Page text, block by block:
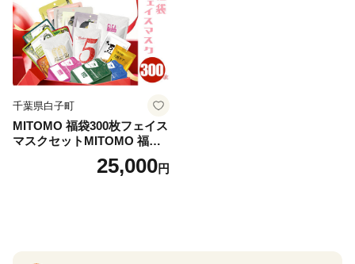
千葉県白子町
MITOMO 福袋300枚フェイス
マスクセットMITOMO 福袋3
00枚フェイスマスクセット
ふるさと納税 パック ファイ
25,000円